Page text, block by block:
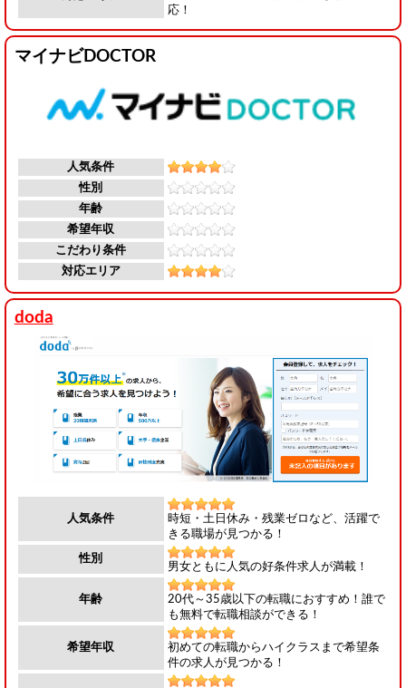
応！
マイナビDOCTOR
人気条件
性別
年齢
希望年収
こだわり条件
対応エリア
doda
人気条件
時短・土日休み・残業ゼロなど、活躍で
きる職場が見つかる！
性別
男女ともに人気の好条件求人が満載！
年齢
20代～35歳以下の転職におすすめ！誰で
も無料で転職相談ができる！
希望年収
初めての転職からハイクラスまで希望条
件の求人が見つかる！